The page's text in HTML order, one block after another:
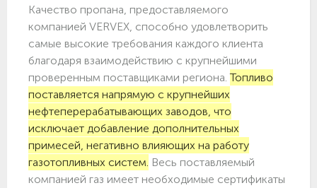
Качество пропана, предоставляемого
компанией VERVEX, способно удовлетворить
самые высокие требования каждого клиента
благодаря взаимодействию с крупнейшими
проверенным поставщиками региона.Топливо
поставляется напрямую с крупнейших
нефтеперерабатывающих заводов, что
исключает добавление дополнительных
примесей, негативно влияющих на работу
газотопливных систем. Весь поставляемый
компанией газ имеет необходимые сертификаты